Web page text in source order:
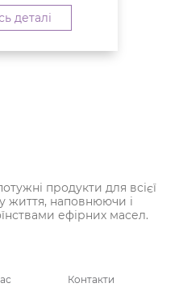
деталі
продукти для всієї
життя, наповнюючи і
ефірних масел.
Контакти